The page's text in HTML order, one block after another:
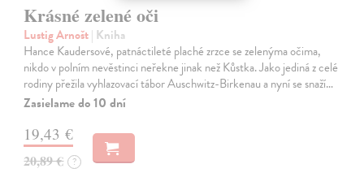
Krásné zelené oči
Lustig Arnošt| Kniha
Hance Kaudersové, patnáctileté plaché zrzce se zelenýma očima,
nikdo v polním nevěstinci neřekne jinak než Kůstka. Jako jediná z celé
rodiny přežila vyhlazovací tábor Auschwitz-Birkenau a nyní se snaží…
Zasielame do 10 dní
19,43 €
20,89 € ?